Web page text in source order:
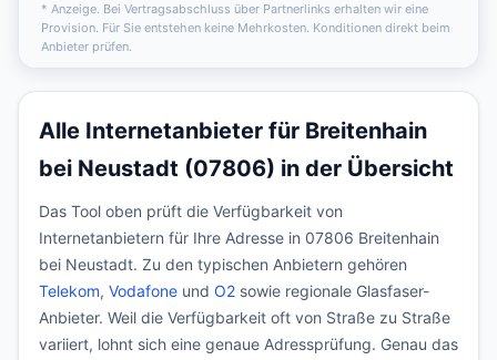
* Anzeige. Bei Vertragsabschluss über Partnerlinks erhalten wir eine
Provision. Für Sie entstehen keine Mehrkosten. Konditionen direkt beim
Anbieter prüfen.
Alle Internetanbieter für Breitenhain
bei Neustadt (07806) in der Übersicht
Das Tool oben prüft die Verfügbarkeit von
Internetanbietern für Ihre Adresse in 07806 Breitenhain
bei Neustadt. Zu den typischen Anbietern gehören
Telekom, Vodafone und O2 sowie regionale Glasfaser-
Anbieter. Weil die Verfügbarkeit oft von Straße zu Straße
variiert, lohnt sich eine genaue Adressprüfung. Genau das